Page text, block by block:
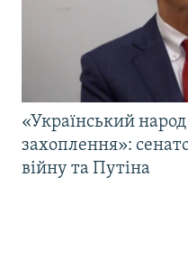
«Український
захоплення»:
війну та Путіна